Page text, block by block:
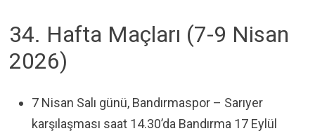
34. Hafta Maçları (7-9 Nisan
2026)
7 Nisan Salı günü, Bandırmaspor – Sarıyer
karşılaşması saat 14.30’da Bandırma 17 Eylül